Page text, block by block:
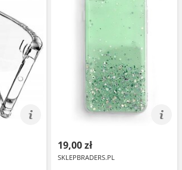
19,00 zł
SKLEPBRADERS.PL